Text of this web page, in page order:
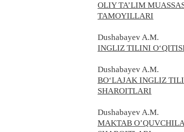
OLIY TA’LIM
TAMOYILLARI
Dushabayev A.M.
INGLIZ TILINI
Dushabayev A.M.
BO‘LAJAK INGLIZ
SHAROITLARI
Dushabayev A.M.
MAKTAB